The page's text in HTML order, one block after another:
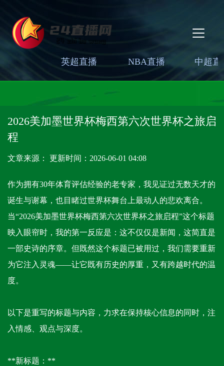
英超直播 NBA直播 中超直
2026美加墨世界杯梅西第六次世界杯之旅启
程
文章来源： 更新时间：2026-06-01 04:08
作为拥有30年体育评估经验的老专家，我见证过无数天才的
诞生与谢幕，也目睹过世界杯舞台上最动人的悲欢离合。
当“2026美加墨世界杯梅西第六次世界杯之旅启程”这个标题
映入眼帘时，我的第一反应是：这不仅仅是新闻，这简直是
一部史诗的序章。但既然这个标题已被用过，我们需要重新
为它注入灵魂——让它既有历史的厚重，又有跨越时代的温
度。
以下是重写的标题与内容，力求在保持核心信息的同时，注
入情感、观点与深度。
**新标题：**